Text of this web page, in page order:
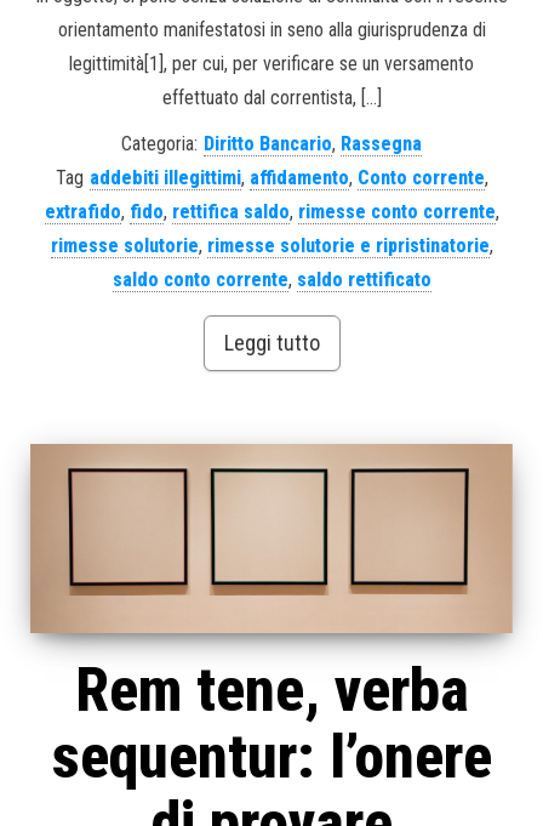
orientamento manifestatosi in seno alla giurisprudenza di
legittimità[1], per cui, per verificare se un versamento
effettuato dal correntista, […]
Categoria: Diritto Bancario, Rassegna
Tag addebiti illegittimi, affidamento, Conto corrente,
extrafido, fido, rettifica saldo, rimesse conto corrente,
rimesse solutorie, rimesse solutorie e ripristinatorie,
saldo conto corrente, saldo rettificato
Leggi tutto
Rem tene, verba
sequentur: l’onere